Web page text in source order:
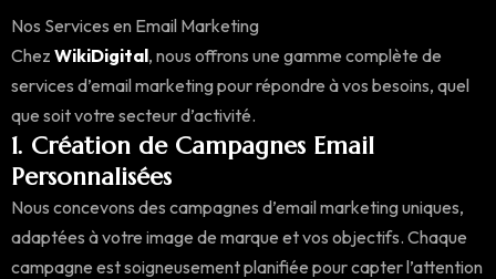
Nos Services en Email Marketing
Chez WikiDigital, nous offrons une gamme complète de
services d’email marketing pour répondre à vos besoins, quel
que soit votre secteur d’activité.
1. Création de Campagnes Email
Personnalisées
Nous concevons des campagnes d’email marketing uniques,
adaptées à votre image de marque et vos objectifs. Chaque
campagne est soigneusement planifiée pour capter l’attention